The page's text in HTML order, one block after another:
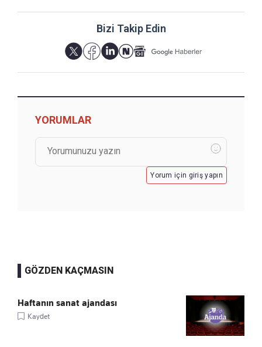
Bizi Takip Edin
YORUMLAR
Yorum için giriş yapın
GÖZDEN KAÇMASIN
Haftanın sanat ajandası
Kaydet